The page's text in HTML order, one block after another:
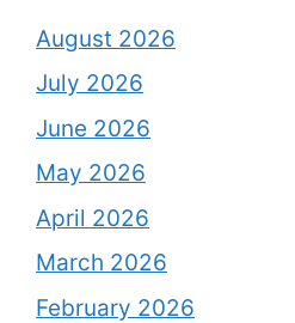
August 2026
July 2026
June 2026
May 2026
April 2026
March 2026
February 2026